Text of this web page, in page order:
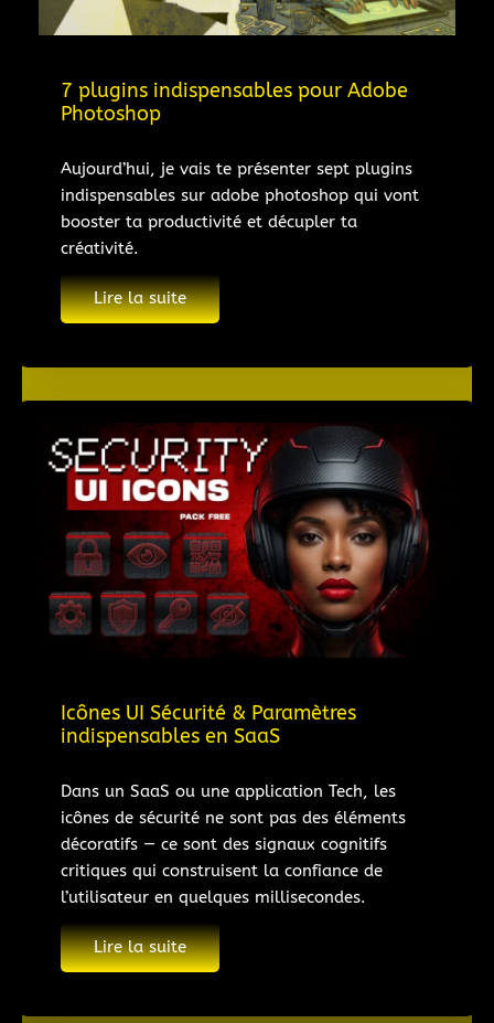
7 plugins indispensables pour Adobe
Photoshop
Aujourd’hui, je vais te présenter sept plugins
indispensables sur adobe photoshop qui vont
booster ta productivité et décupler ta
créativité.
Lire la suite
Icônes UI Sécurité & Paramètres
indispensables en SaaS
Dans un SaaS ou une application Tech, les
icônes de sécurité ne sont pas des éléments
décoratifs — ce sont des signaux cognitifs
critiques qui construisent la confiance de
l’utilisateur en quelques millisecondes.
Lire la suite